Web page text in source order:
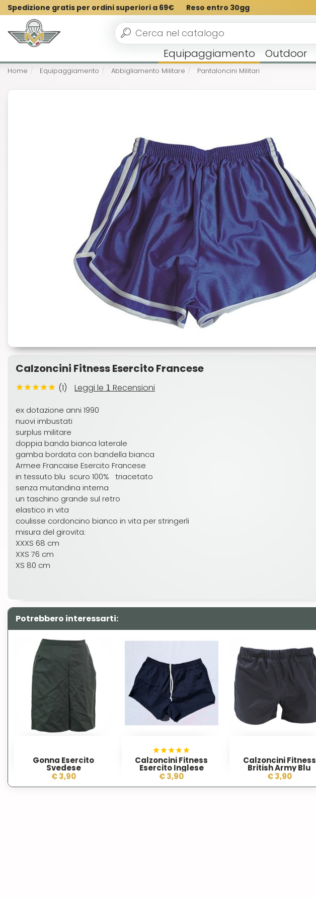
Spedizione gratis per ordini superiori a 69€ Reso entro 30gg
Equipaggiamento Outdoor
Home Equipaggiamento Abbigliamento Militare Pantaloncini Militari
Calzoncini Fitness Esercito Francese
(1) Leggi le 1 Recensioni
ex dotazione anni 1990
nuovi imbustati
surplus militare
doppia banda bianca laterale
gamba bordata con bandella bianca
Armee Francaise Esercito Francese
in tessuto blu scuro 100% triacetato
senza mutandina interna
un taschino grande sul retro
elastico in vita
coulisse cordoncino bianco in vita per stringerli
misura del girovita:
XXXS 68 cm
XXS 76 cm
XS 80 cm
Potrebbero interessarti:
Gonna Esercito
Svedese
€ 3,90
Calzoncini Fitness
Esercito Inglese
€ 3,90
Calzoncini Fitness
British Army Blu
€ 3,90